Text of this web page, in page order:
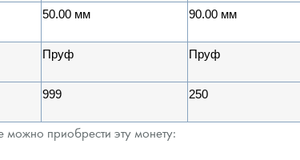
50.00 мм 90.00 мм
Пруф Пруф
999 250
приобрести эту монету: